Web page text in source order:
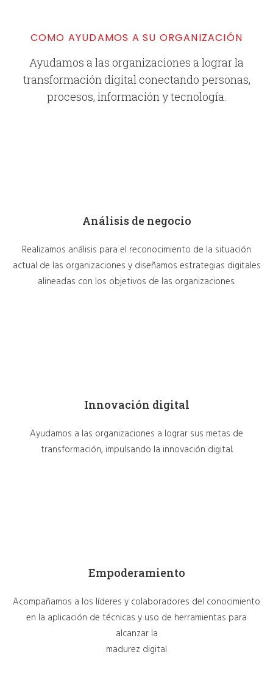
COMO AYUDAMOS A SU ORGANIZACIÓN
Ayudamos a las organizaciones a lograr la
transformación digital conectando personas,
procesos, información y tecnología.
Análisis de negocio
Realizamos análisis para el reconocimiento de la situación
actual de las organizaciones y diseñamos estrategias digitales
alineadas con los objetivos de las organizaciones.
Innovación digital
Ayudamos a las organizaciones a lograr sus metas de
transformación, impulsando la innovación digital.
Empoderamiento
Acompañamos a los líderes y colaboradores del conocimiento
en la aplicación de técnicas y uso de herramientas para
alcanzar la
madurez digital